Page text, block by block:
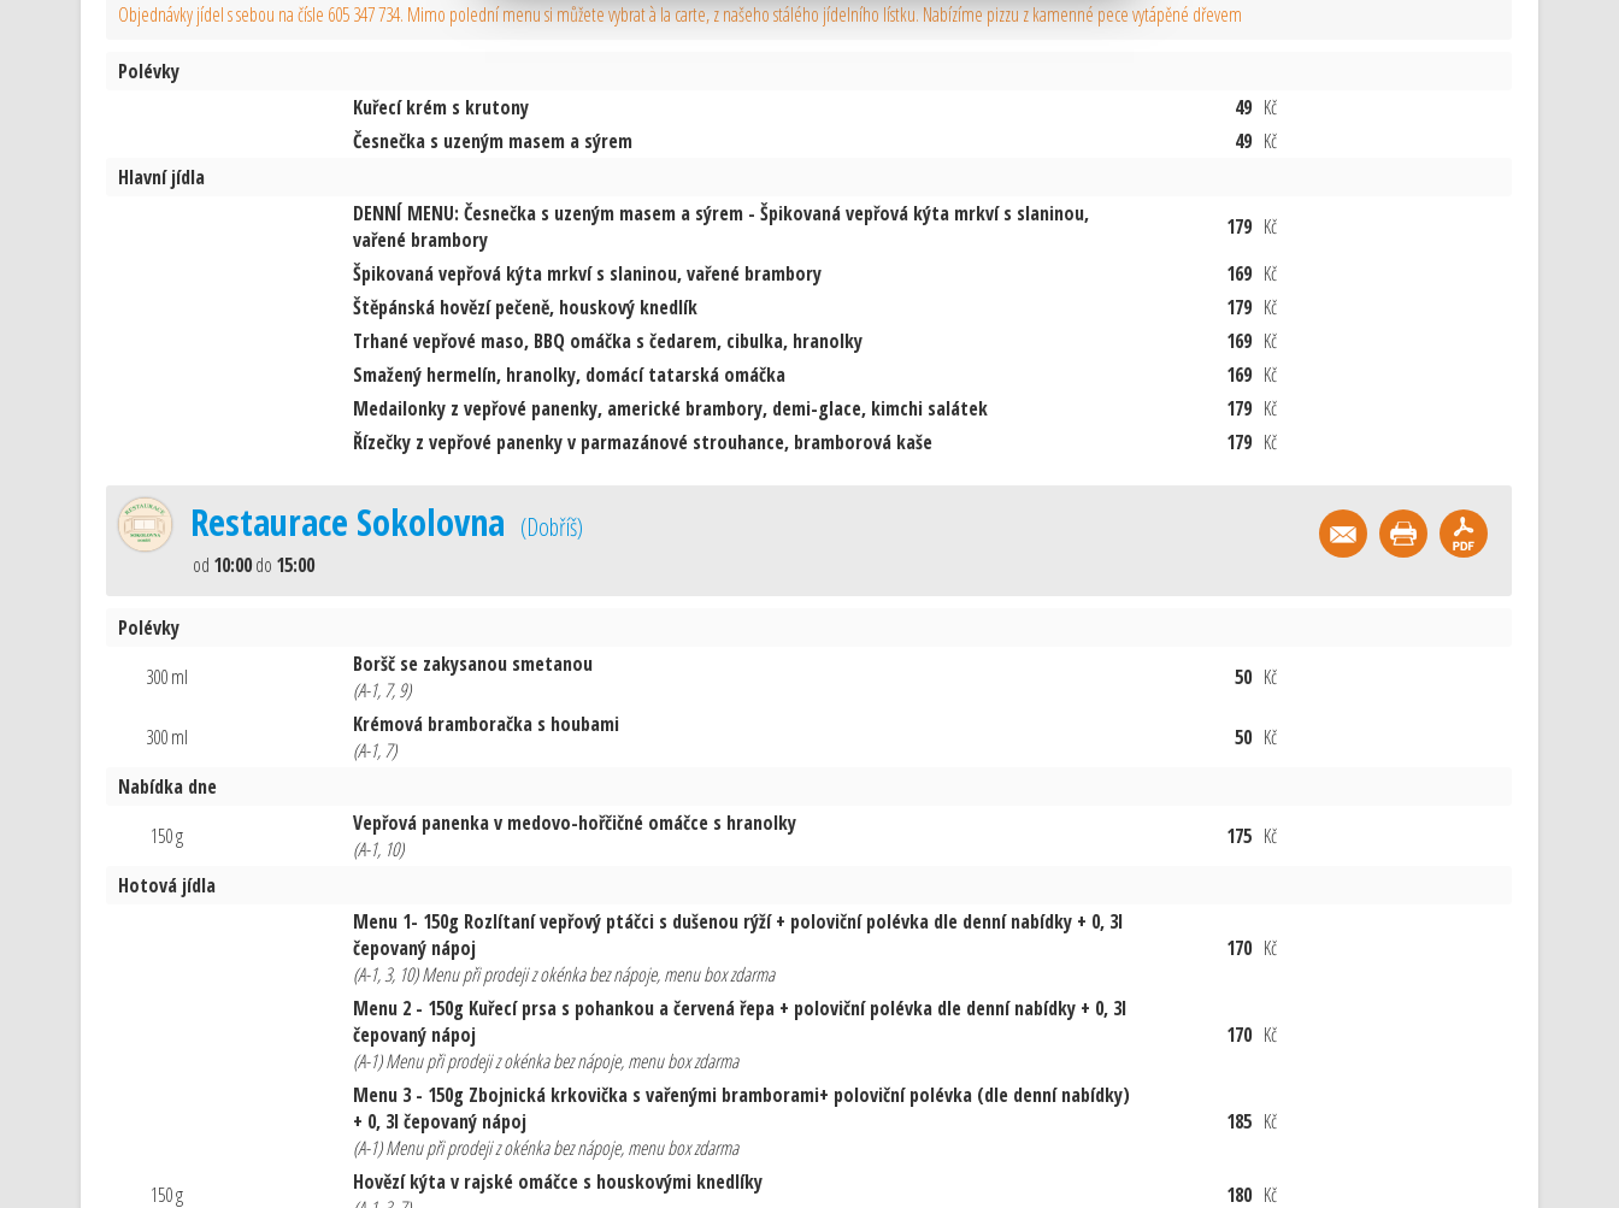
Objednávky jídel s sebou na čísle 605 347 734. Mimo polední menu si můžete vybrat à la carte, z našeho stálého jídelního lístku. Nabízíme pizzu z kamenné pece vytápěné dřevem
Polévky
Kuřecí krém s krutony
49 Kč
Česnečka s uzeným masem a sýrem
49 Kč
Hlavní jídla
DENNÍ MENU: Česnečka s uzeným masem a sýrem - Špikovaná vepřová kýta mrkví s slaninou,
vařené brambory
179 Kč
Špikovaná vepřová kýta mrkví s slaninou, vařené brambory
169 Kč
Štěpánská hovězí pečeně, houskový knedlík
179 Kč
Trhané vepřové maso, BBQ omáčka s čedarem, cibulka, hranolky
169 Kč
Smažený hermelín, hranolky, domácí tatarská omáčka
169 Kč
Medailonky z vepřové panenky, americké brambory, demi-glace, kimchi salátek
179 Kč
Řízečky z vepřové panenky v parmazánové strouhance, bramborová kaše
179 Kč
Restaurace Sokolovna (Dobříš)
od 10:00do 15:00
Polévky
300 ml
Boršč se zakysanou smetanou
(A-1, 7, 9)
50 Kč
300 ml
Krémová bramboračka s houbami
(A-1, 7)
50 Kč
Nabídka dne
150 g
Vepřová panenka v medovo-hořčičné omáčce s hranolky
(A-1, 10)
175 Kč
Hotová jídla
Menu 1- 150g Rozlítaní vepřový ptáčci s dušenou rýží + poloviční polévka dle denní nabídky + 0, 3l
čepovaný nápoj
(A-1, 3, 10) Menu při prodeji z okénka bez nápoje, menu box zdarma
170 Kč
Menu 2 - 150g Kuřecí prsa s pohankou a červená řepa + poloviční polévka dle denní nabídky + 0, 3l
čepovaný nápoj
(A-1) Menu při prodeji z okénka bez nápoje, menu box zdarma
170 Kč
Menu 3 - 150g Zbojnická krkovička s vařenými bramborami+ poloviční polévka (dle denní nabídky)
+ 0, 3l čepovaný nápoj
(A-1) Menu při prodeji z okénka bez nápoje, menu box zdarma
185 Kč
150 g
Hovězí kýta v rajské omáčce s houskovými knedlíky
180 Kč